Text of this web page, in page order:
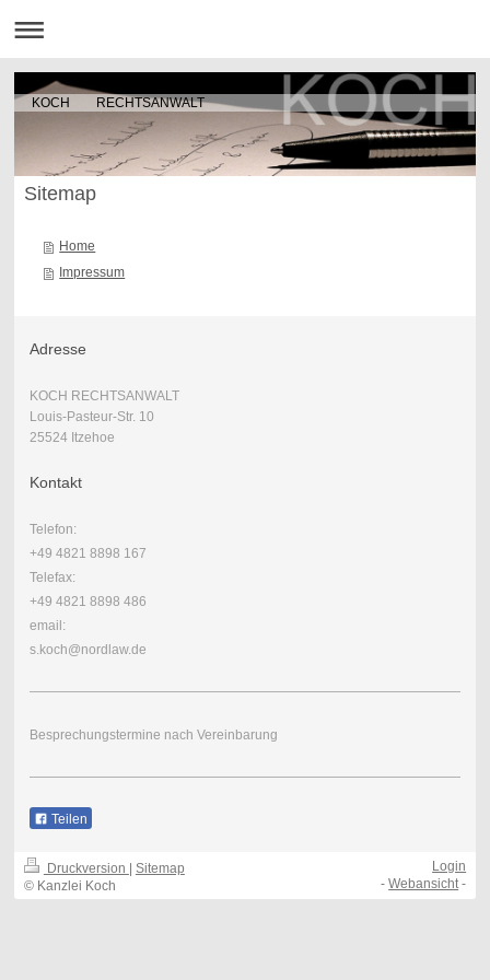
KOCH RECHTSANWALT
Sitemap
Home
Impressum
Adresse
KOCH RECHTSANWALT
Louis-Pasteur-Str. 10
25524 Itzehoe
Kontakt
Telefon:
+49 4821 8898 167
Telefax:
+49 4821 8898 486
email:
s.koch@nordlaw.de
Besprechungstermine nach Vereinbarung
Teilen
Druckversion | Sitemap
© Kanzlei Koch
Login
-Webansicht -